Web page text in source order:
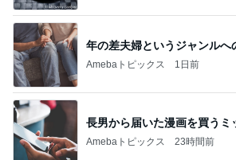
年の差夫婦というジャンルへ
Amebaトピックス 1日前
長男から届いた漫画を買うミ
Amebaトピックス 23時間前